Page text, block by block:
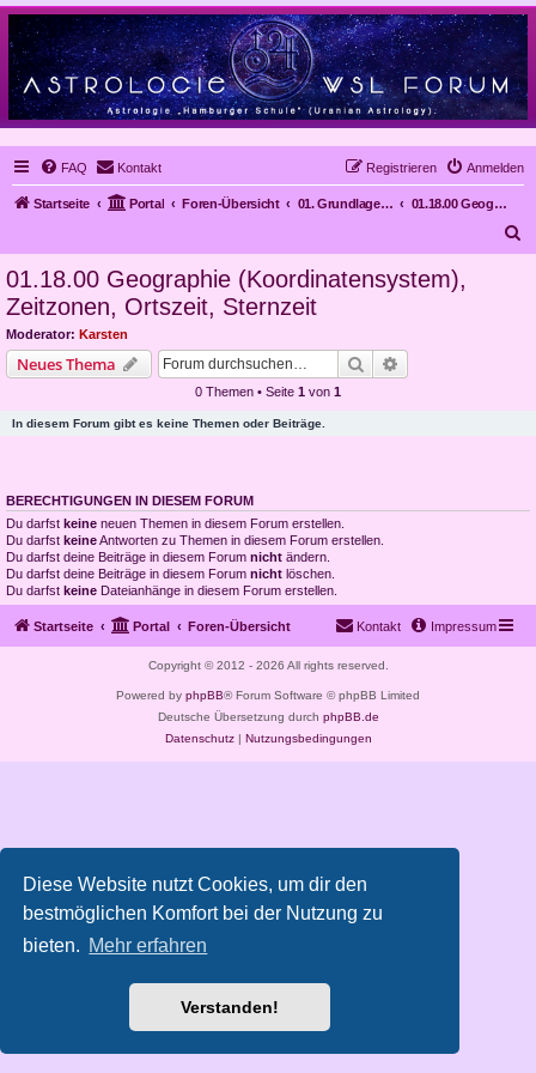
Diese Website nutzt Cookies, um dir den
bestmöglichen Komfort bei der Nutzung zu
bieten. Mehr erfahren
Verstanden!
FAQ Kontakt Anmelden
Registrieren
Startseite Portal Foren-Übersicht 01. Grundlagen der Astrologie
01.18.00 Geographie (Koordinatensystem), Zeitzonen, Ortszeit, Sternzeit
01.18.00 Geographie (Koordinatensystem),
Zeitzonen, Ortszeit, Sternzeit
Moderator: Karsten
Neues Thema Suche
0 Themen • Seite 1 von 1
In diesem Forum gibt es keine Themen oder Beiträge.
BERECHTIGUNGEN IN DIESEM FORUM
Du darfst keine neuen Themen in diesem Forum erstellen.
Du darfst keineAntworten zu Themen in diesem Forum erstellen.
Du darfst deine Beiträge in diesem Forum nicht ändern.
Du darfst deine Beiträge in diesem Forum nicht löschen.
Du darfst keine Dateianhänge in diesem Forum erstellen.
Startseite Portal Foren-Übersicht Impressum
Kontakt
Copyright © 2012 - 2026 All rights reserved.
Powered by phpBB® Forum Software © phpBB Limited
Deutsche Übersetzung durch phpBB.de
Datenschutz| Nutzungsbedingungen